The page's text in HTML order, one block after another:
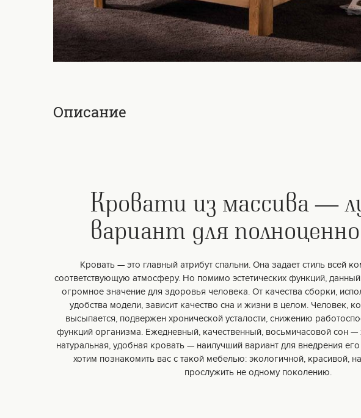
Описание
Кровати из массива —
вариант для
Кровать — это главный атрибут спальни. Она задает стиль всей
соответствующую атмосферу. Но помимо эстетических функций,
огромное значение для здоровья человека. От качества сборки,
удобства модели, зависит качество сна и жизни в целом. Человек,
высыпается, подвержен хронической усталости, снижению
функций организма. Ежедневный, качественный, восьмичасовой сон
натуральная, удобная кровать — наилучший вариант для внедрения
хотим познакомить вас с такой мебелью: экологичной, красивой,
прослужить не одному поколению.